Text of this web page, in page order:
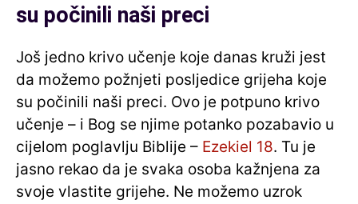
su počinili naši preci
Još jedno krivo učenje koje danas kruži jest
da možemo požnjeti posljedice grijeha koje
su počinili naši preci. Ovo je potpuno krivo
učenje – i Bog se njime potanko pozabavio u
cijelom poglavlju Biblije – Ezekiel 18. Tu je
jasno rekao da je svaka osoba kažnjena za
svoje vlastite grijehe. Ne možemo uzrok